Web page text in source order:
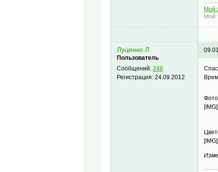
Мой
Мой
Луценко Л
Пользователь
Сообщений:248
Регистрация:24.09.2012
[IMG]
[IMG]